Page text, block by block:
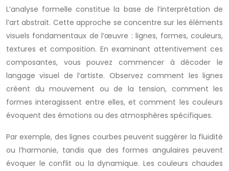
L’analyse formelle constitue la base de l’interprétation de
l’art abstrait. Cette approche se concentre sur les éléments
visuels fondamentaux de l’œuvre : lignes, formes, couleurs,
textures et composition. En examinant attentivement ces
composantes, vous pouvez commencer à décoder le
langage visuel de l’artiste. Observez comment les lignes
créent du mouvement ou de la tension, comment les
formes interagissent entre elles, et comment les couleurs
évoquent des émotions ou des atmosphères spécifiques.
Par exemple, des lignes courbes peuvent suggérer la fluidité
ou l’harmonie, tandis que des formes angulaires peuvent
évoquer le conflit ou la dynamique. Les couleurs chaudes